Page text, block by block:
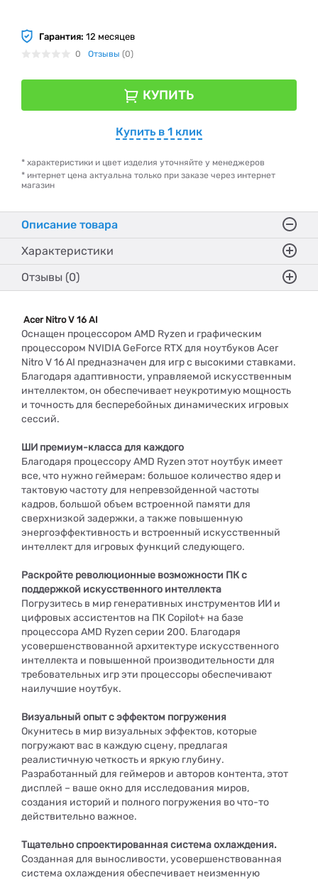
Гарантия: 12 месяцев
0 Отзывы (0)
КУПИТЬ
Купить в 1 клик
* характеристики и цвет изделия уточняйте у менеджеров
* интернет цена актуальна только при заказе через интернет
магазин
Описание товара
Характеристики
Отзывы (0)
Acer Nitro V 16 AI
Оснащен процессором AMD Ryzen и графическим
процессором NVIDIA GeForce RTX для ноутбуков Acer
Nitro V 16 AI предназначен для игр с высокими ставками.
Благодаря адаптивности, управляемой искусственным
интеллектом, он обеспечивает неукротимую мощность
и точность для бесперебойных динамических игровых
сессий.
ШИ премиум-класса для каждого
Благодаря процессору AMD Ryzen этот ноутбук имеет
все, что нужно геймерам: большое количество ядер и
тактовую частоту для непревзойденной частоты
кадров, большой объем встроенной памяти для
сверхнизкой задержки, а также повышенную
энергоэффективность и встроенный искусственный
интеллект для игровых функций следующего.
Раскройте революционные возможности ПК с
поддержкой искусственного интеллекта
Погрузитесь в мир генеративных инструментов ИИ и
цифровых ассистентов на ПК Copilot+ на базе
процессора AMD Ryzen серии 200. Благодаря
усовершенствованной архитектуре искусственного
интеллекта и повышенной производительности для
требовательных игр эти процессоры обеспечивают
наилучшие ноутбук.
Визуальный опыт с эффектом погружения
Окунитесь в мир визуальных эффектов, которые
погружают вас в каждую сцену, предлагая
реалистичную четкость и яркую глубину.
Разработанный для геймеров и авторов контента, этот
дисплей – ваше окно для исследования миров,
создания историй и полного погружения во что-то
действительно важное.
Тщательно спроектированная система охлаждения.
Созданная для выносливости, усовершенствованная
система охлаждения обеспечивает неизменную